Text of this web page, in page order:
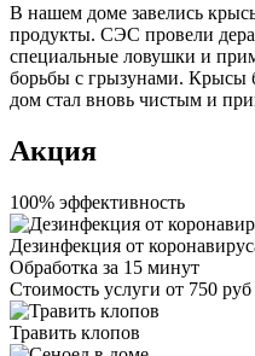
В нашем доме завелись
продукты. СЭС провели
специальные ловушки и
борьбы с грызунами.
дом стал вновь чистым и
Акция
100% эффективность
Дезинфекция от
Обработка за 15 минут
Стоимость услуги от 750 руб
Травить клопов